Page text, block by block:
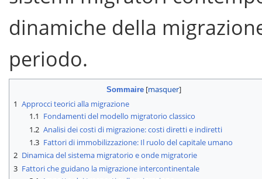
dinamiche della
periodo.
Sommaire
1 Approcci teorici alla migrazione
1.1 Fondamenti del modello migratorio classico
1.2 Analisi dei costi di migrazione: costi diretti e indiretti
1.3 Fattori di immobilizzazione: Il ruolo del capitale umano
2 Dinamica del sistema migratorio e onde migratorie
3 Fattori che guidano la migrazione intercontinentale